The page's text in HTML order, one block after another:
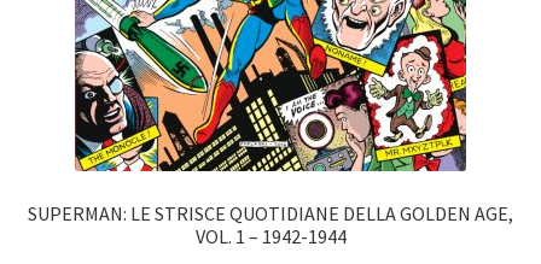
SUPERMAN: LE STRISCE QUOTIDIANE DELLA GOLDEN AGE,
VOL. 1 – 1942-1944